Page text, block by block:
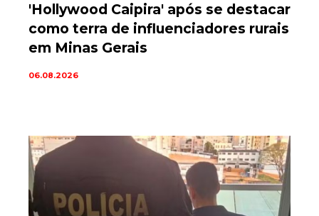
'Hollywood Caipira' após se destacar
como terra de influenciadores rurais
em Minas Gerais
06.08.2026